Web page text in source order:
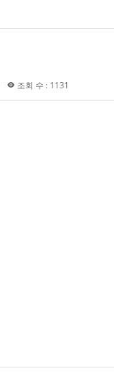
조회 수 : 1131